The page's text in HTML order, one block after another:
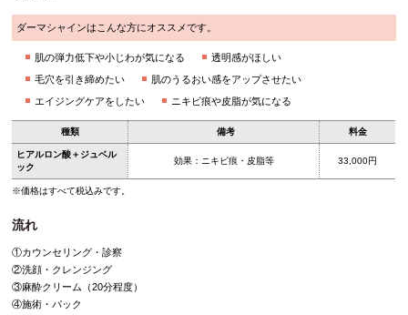
ダーマシャインはこんな方にオススメです。
肌の弾力低下や小じわが気になる
透明感がほしい
毛穴を引き締めたい
肌のうるおい感をアップさせたい
エイジングケアをしたい
ニキビ痕や皮脂が気になる
種類 備考 料金
ヒアルロン酸＋ジュベル
ック
効果：ニキビ痕・皮脂等 33,000円
※価格はすべて税込みです。
流れ
①カウンセリング・診察
②洗顔・クレンジング
③麻酔クリーム（20分程度）
④施術・パック